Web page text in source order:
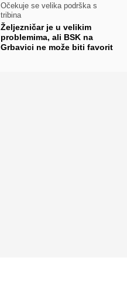
Očekuje se velika podrška s
tribina
Željezničar je u velikim
problemima, ali BSK na
Grbavici ne može biti favorit